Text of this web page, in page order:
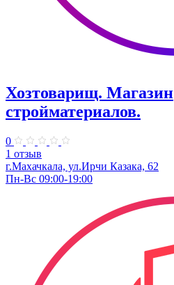
Хозтоварищ. Магазин
стройматериалов.
0
1 отзыв
г.Махачкала, ул.Ирчи Казака, 62
Пн-Вс 09:00-19:00